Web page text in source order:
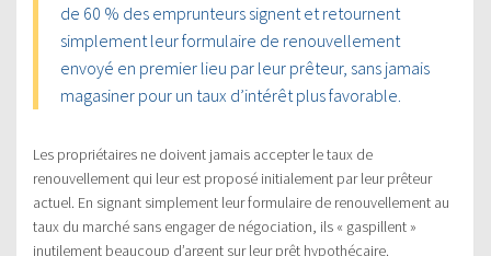
de 60 % des emprunteurs signent et retournent
simplement leur formulaire de renouvellement
envoyé en premier lieu par leur prêteur, sans jamais
magasiner pour un taux d’intérêt plus favorable.
Les propriétaires ne doivent jamais accepter le taux de
renouvellement qui leur est proposé initialement par leur prêteur
actuel. En signant simplement leur formulaire de renouvellement au
taux du marché sans engager de négociation, ils « gaspillent »
inutilement beaucoup d’argent sur leur prêt hypothécaire.